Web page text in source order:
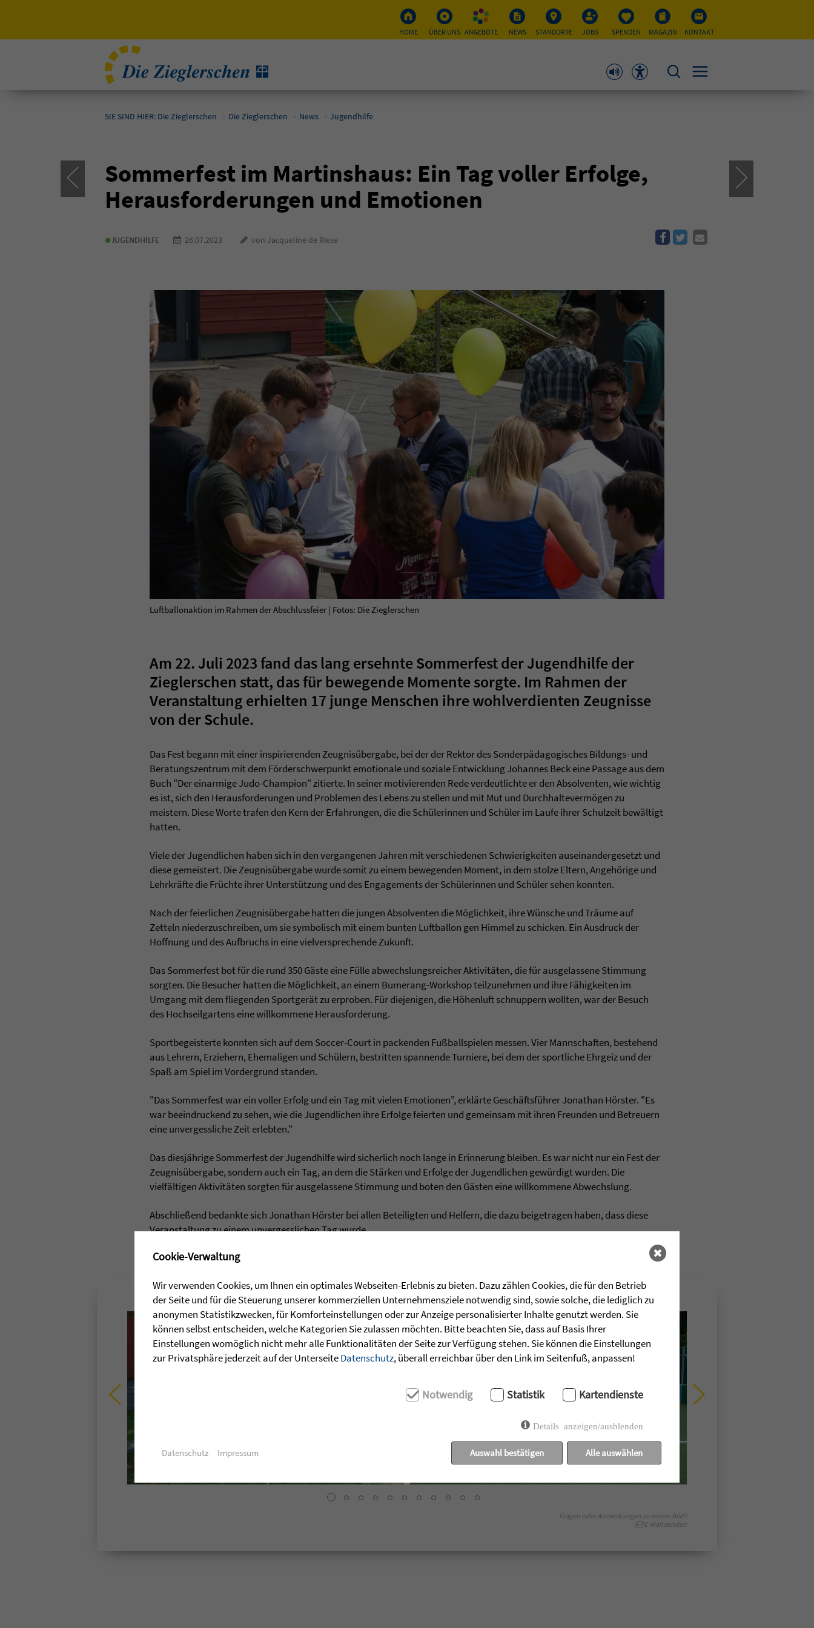
HOME ÜBER UNS ANGEBOTE NEWS STANDORTE JOBS SPENDEN MAGAZIN KONTAKT
SIE SIND HIER: Die Zieglerschen Die Zieglerschen News Jugendhilfe
Sommerfest im Martinshaus: Ein Tag voller Erfolge,
Herausforderungen und Emotionen
•JUGENDHILFE 26.07.2023 von Jacqueline de Riese
Luftballonaktion im Rahmen der Abschlussfeier | Fotos: Die Zieglerschen
Am 22. Juli 2023 fand das lang ersehnte Sommerfest der Jugendhilfe der
Zieglerschen statt, das für bewegende Momente sorgte. Im Rahmen der
Veranstaltung erhielten 17 junge Menschen ihre wohlverdienten Zeugnisse
von der Schule.
Das Fest begann mit einer inspirierenden Zeugnisübergabe, bei der der Rektor des Sonderpädagogisches Bildungs- und
Beratungszentrum mit dem Förderschwerpunkt emotionale und soziale Entwicklung Johannes Beck eine Passage aus dem
Buch "Der einarmige Judo-Champion" zitierte. In seiner motivierenden Rede verdeutlichte er den Absolventen, wie wichtig
es ist, sich den Herausforderungen und Problemen des Lebens zu stellen und mit Mut und Durchhaltevermögen zu
meistern. Diese Worte trafen den Kern der Erfahrungen, die die Schülerinnen und Schüler im Laufe ihrer Schulzeit bewältigt
hatten.
Viele der Jugendlichen haben sich in den vergangenen Jahren mit verschiedenen Schwierigkeiten auseinandergesetzt und
diese gemeistert. Die Zeugnisübergabe wurde somit zu einem bewegenden Moment, in dem stolze Eltern, Angehörige und
Lehrkräfte die Früchte ihrer Unterstützung und des Engagements der Schülerinnen und Schüler sehen konnten.
Nach der feierlichen Zeugnisübergabe hatten die jungen Absolventen die Möglichkeit, ihre Wünsche und Träume auf
Zetteln niederzuschreiben, um sie symbolisch mit einem bunten Luftballon gen Himmel zu schicken. Ein Ausdruck der
Hoffnung und des Aufbruchs in eine vielversprechende Zukunft.
Das Sommerfest bot für die rund 350 Gäste eine Fülle abwechslungsreicher Aktivitäten, die für ausgelassene Stimmung
sorgten. Die Besucher hatten die Möglichkeit, an einem Bumerang-Workshop teilzunehmen und ihre Fähigkeiten im
Umgang mit dem fliegenden Sportgerät zu erproben. Für diejenigen, die Höhenluft schnuppern wollten, war der Besuch
des Hochseilgartens eine willkommene Herausforderung.
Sportbegeisterte konnten sich auf dem Soccer-Court in packenden Fußballspielen messen. Vier Mannschaften, bestehend
aus Lehrern, Erziehern, Ehemaligen und Schülern, bestritten spannende Turniere, bei dem der sportliche Ehrgeiz und der
Spaß am Spiel im Vordergrund standen.
"Das Sommerfest war ein voller Erfolg und ein Tag mit vielen Emotionen", erklärte Geschäftsführer Jonathan Hörster. "Es
war beeindruckend zu sehen, wie die Jugendlichen ihre Erfolge feierten und gemeinsam mit ihren Freunden und Betreuern
eine unvergessliche Zeit erlebten."
Das diesjährige Sommerfest der Jugendhilfe wird sicherlich noch lange in Erinnerung bleiben. Es war nicht nur ein Fest der
Zeugnisübergabe, sondern auch ein Tag, an dem die Stärken und Erfolge der Jugendlichen gewürdigt wurden. Die
vielfältigen Aktivitäten sorgten für ausgelassene Stimmung und boten den Gästen eine willkommene Abwechslung.
Abschließend bedankte sich Jonathan Hörster bei allen Beteiligten und Helfern, die dazu beigetragen haben, dass diese
Veranstaltung zu einem unvergesslichen Tag wurde.
Fragen oder Anmerkungen zu einem Bild?
E-Mail senden
Cookie-Verwaltung
Wir verwenden Cookies, um Ihnen ein optimales Webseiten-Erlebnis zu bieten. Dazu zählen Cookies, die für den Betrieb
der Seite und für die Steuerung unserer kommerziellen Unternehmensziele notwendig sind, sowie solche, die lediglich zu
anonymen Statistikzwecken, für Komforteinstellungen oder zur Anzeige personalisierter Inhalte genutzt werden. Sie
können selbst entscheiden, welche Kategorien Sie zulassen möchten. Bitte beachten Sie, dass auf Basis Ihrer
Einstellungen womöglich nicht mehr alle Funktionalitäten der Seite zur Verfügung stehen. Sie können die Einstellungen
zur Privatsphäre jederzeit auf der UnterseiteDatenschutz, überall erreichbar über den Link im Seitenfuß, anpassen!
Notwendig Statistik Kartendienste
Details anzeigen/ausblenden
Auswahl bestätigen Alle auswählen
Datenschutz Impressum